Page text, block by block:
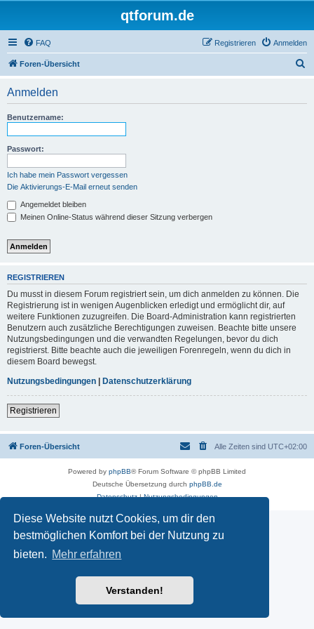
Diese Website nutzt Cookies, um dir den
bestmöglichen Komfort bei der Nutzung zu
bieten. Mehr erfahren
Verstanden!
qtforum.de
FAQ Anmelden
Registrieren
Foren-Übersicht
Anmelden
Benutzername:
Passwort:
Ich habe mein Passwort vergessen
Die Aktivierungs-E-Mail erneut senden
Angemeldet bleiben
Meinen Online-Status während dieser Sitzung verbergen
REGISTRIEREN
Du musst in diesem Forum registriert sein, um dich anmelden zu können. Die
Registrierung ist in wenigen Augenblicken erledigt und ermöglicht dir, auf
weitere Funktionen zuzugreifen. Die Board-Administration kann registrierten
Benutzern auch zusätzliche Berechtigungen zuweisen. Beachte bitte unsere
Nutzungsbedingungen und die verwandten Regelungen, bevor du dich
registrierst. Bitte beachte auch die jeweiligen Forenregeln, wenn du dich in
diesem Board bewegst.
Nutzungsbedingungen | Datenschutzerklärung
Registrieren
Foren-Übersicht Alle Zeiten sind UTC+02:00
Powered by phpBB® Forum Software © phpBB Limited
Deutsche Übersetzung durch phpBB.de
Datenschutz|Nutzungsbedingungen